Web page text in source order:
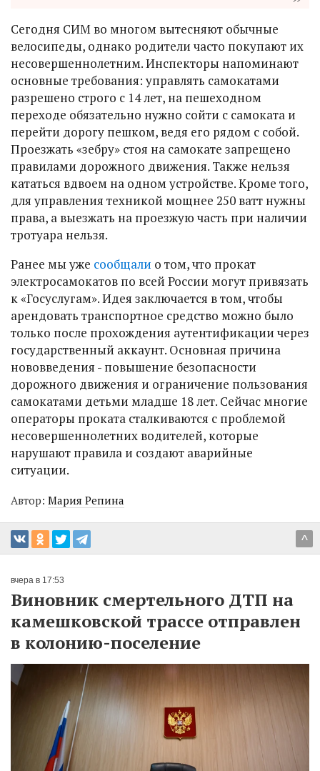
Сегодня СИМ во многом вытесняют обычные
велосипеды, однако родители часто покупают их
несовершеннолетним. Инспекторы напоминают
основные требования: управлять самокатами
разрешено строго с 14 лет, на пешеходном
переходе обязательно нужно сойти с самоката и
перейти дорогу пешком, ведя его рядом с собой.
Проезжать «зебру» стоя на самокате запрещено
правилами дорожного движения. Также нельзя
кататься вдвоем на одном устройстве. Кроме того,
для управления техникой мощнее 250 ватт нужны
права, а выезжать на проезжую часть при наличии
тротуара нельзя.
Ранее мы уже сообщали о том, что прокат
электросамокатов по всей России могут привязать
к «Госуслугам». Идея заключается в том, чтобы
арендовать транспортное средство можно было
только после прохождения аутентификации через
государственный аккаунт. Основная причина
нововведения - повышение безопасности
дорожного движения и ограничение пользования
самокатами детьми младше 18 лет. Сейчас многие
операторы проката сталкиваются с проблемой
несовершеннолетних водителей, которые
нарушают правила и создают аварийные
ситуации.
Автор: Мария Репина
^
вчера в 17:53
Виновник смертельного ДТП на
камешковской трассе отправлен
в колонию-поселение